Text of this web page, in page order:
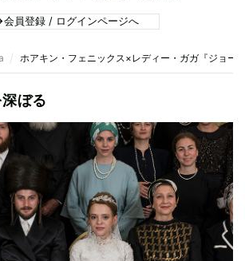
会員登録 / ログインページへ
ホアキン・フェニックス×レディー・ガガ『ジョー
ぼる